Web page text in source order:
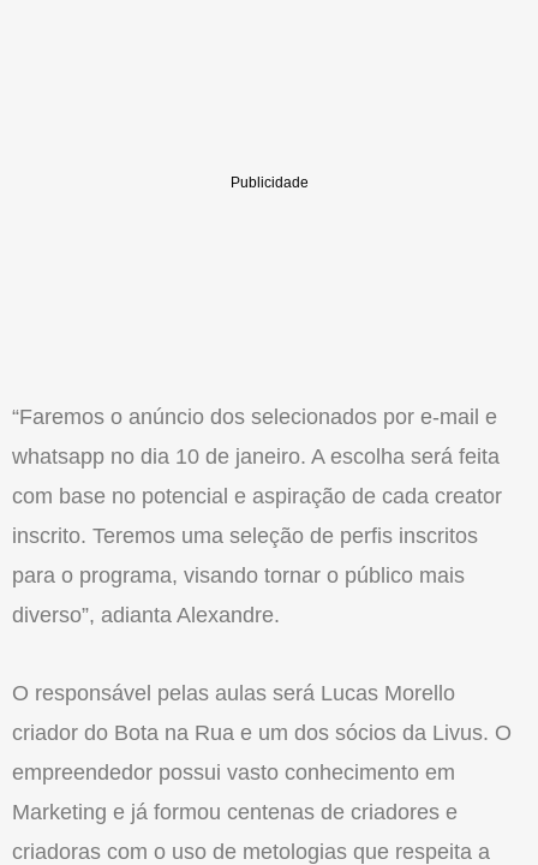
“Faremos o anúncio dos selecionados por e-mail e
whatsapp no dia 10 de janeiro. A escolha será feita
com base no potencial e aspiração de cada creator
inscrito. Teremos uma seleção de perfis inscritos
para o programa, visando tornar o público mais
diverso”, adianta Alexandre.
O responsável pelas aulas será Lucas Morello
criador do Bota na Rua e um dos sócios da Livus. O
empreendedor possui vasto conhecimento em
Marketing e já formou centenas de criadores e
criadoras com o uso de metologias que respeita a